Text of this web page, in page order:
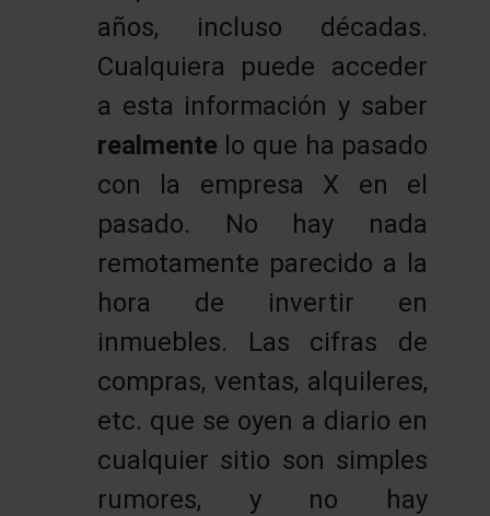
años, incluso décadas.
Cualquiera puede acceder
a esta información y saber
realmente lo que ha pasado
con la empresa X en el
pasado. No hay nada
remotamente parecido a la
hora de invertir en
inmuebles. Las cifras de
compras, ventas, alquileres,
etc. que se oyen a diario en
cualquier sitio son simples
rumores, y no hay